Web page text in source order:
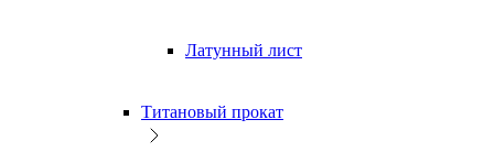
Латунный лист
Титановый прокат